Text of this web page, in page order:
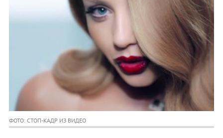
ФОТО: СТОП-КАДР ИЗ ВИДЕО